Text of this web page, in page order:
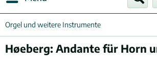
Orgel und weitere Instrumente
Høeberg: Andante für Horn